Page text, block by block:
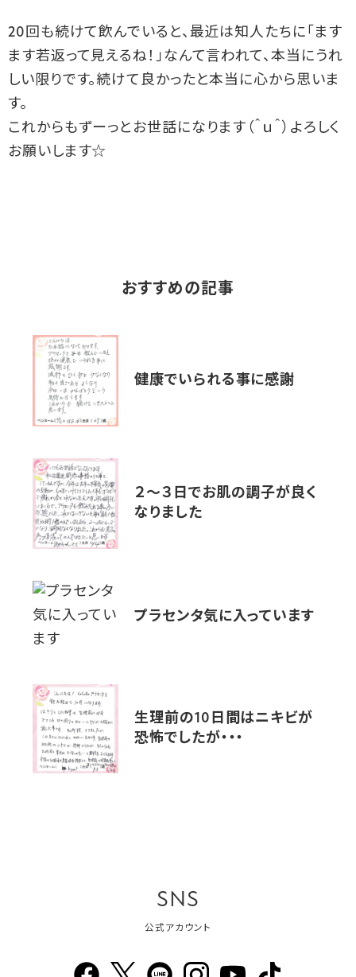
20回も続けて飲んでいると、最近は知人たちに「ます
ます若返って見えるね！」なんて言われて、本当にうれ
しい限りです。続けて良かったと本当に心から思いま
す。
これからもずーっとお世話になります（＾ｕ＾）よろしく
お願いします☆
おすすめの記事
健康でいられる事に感謝
２～３日でお肌の調子が良く
なりました
プラセンタ気に入っています
生理前の10日間はニキビが
恐怖でしたが・・・
SNS
公式アカウント